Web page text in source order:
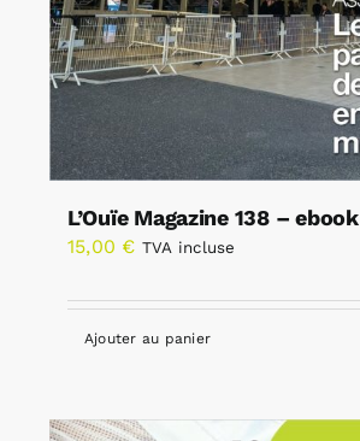
L’Ouïe Magazine 138 – ebook
15,00 € TVA incluse
Ajouter au panier